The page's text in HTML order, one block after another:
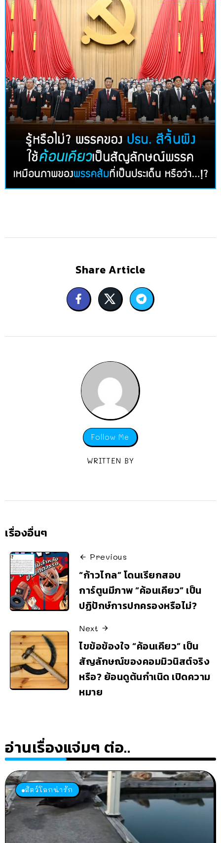
Share Article
Follow Me
WRITTEN BY
เรื่องอื่นๆ
Previous
“ก้าวไกล” โดนเรียกสอบ
การ์ตูนมีภาพ “ค้อนเคียว” เป็น
ปฏิปักษ์การปกครองหรือไม่?
Next
ไขข้อข้องใจ “ค้อนเคียว” เป็น
สัญลักษณ์ของคอมมิวนิสต์จริง
หรือ? ย้อนดูต้นกำเนิด เปิดความ
หมาย
อ่านเรื่องแจ่มๆ ต่อ..
สัตว์โลกน่ารัก